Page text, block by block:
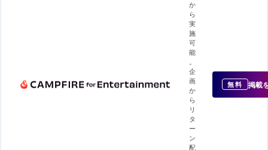
か
ら
実
施
可
能
企
画
か
ら
リ
タ
ー
ン
配
無料 掲載